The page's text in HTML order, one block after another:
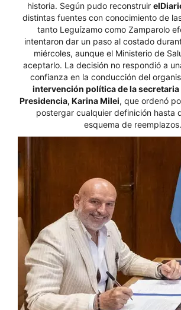
historia. Según pudo reconstruir
distintas fuentes con conocimiento de
tanto Leguízamo como Zamparolo
intentaron dar un paso al costado
miércoles, aunque el Ministerio de
aceptarlo. La decisión no respondió a
confianza en la conducción del
intervención política de la secretaria
Presidencia, Karina Milei, que ordenó
postergar cualquier definición hasta
esquema de reemplazos.